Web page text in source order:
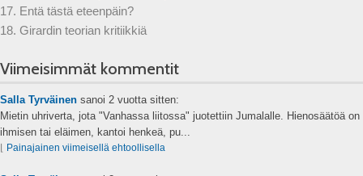
17. Entä tästä eteenpäin?
18. Girardin teorian kritiikkiä
Viimeisimmät kommentit
Salla Tyrväinen sanoi 2 vuotta sitten:
Mietin uhriverta, jota "Vanhassa liitossa" juotettiin Jumalalle. Hienosäätöä
ihmisen tai eläimen, kantoi henkeä, pu...
Painajainen viimeisellä ehtoollisella